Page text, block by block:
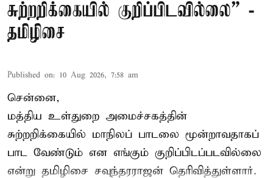
சுற்றறிக்கையில் குறிப்பிடவில்லை” -
தமிழிசை
Published on: 10 Aug 2026, 7:58 am
சென்னை,
மத்திய உள்துறை அமைச்சகத்தின்
சுற்றறிக்கையில் மாநிலப் பாடலை மூன்றாவதாகப்
பாட வேண்டும் என எங்கும் குறிப்பிடப்படவில்லை
என்று தமிழிசை சவுந்தரராஜன் தெரிவித்துள்ளார்.